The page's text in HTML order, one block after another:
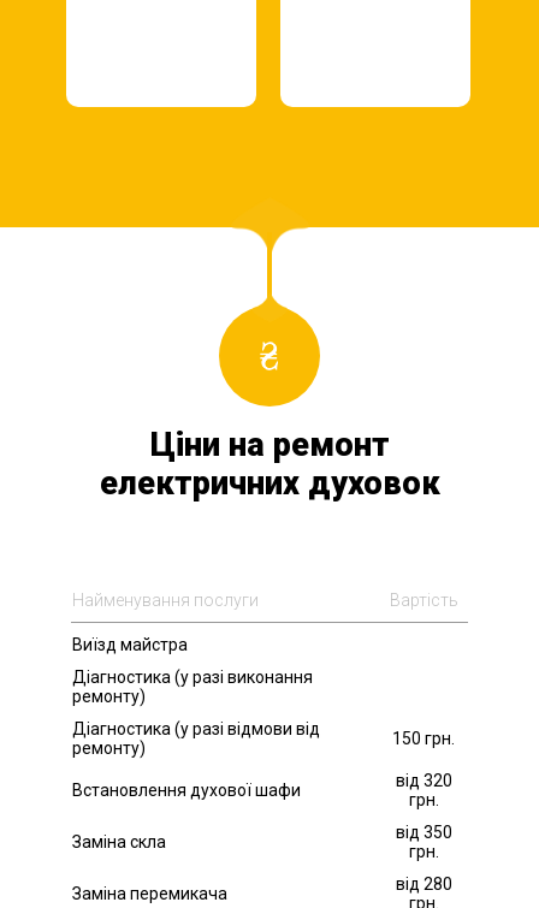
Ціни на ремонт
електричних духовок
Найменування послуги Вартість
Виїзд майстра
Діагностика (у разі виконання
ремонту)
Діагностика (у разі відмови від
ремонту)
150 грн.
Встановлення духової шафи
від 320
грн.
Заміна скла
від 350
грн.
Заміна перемикача
від 280
грн.